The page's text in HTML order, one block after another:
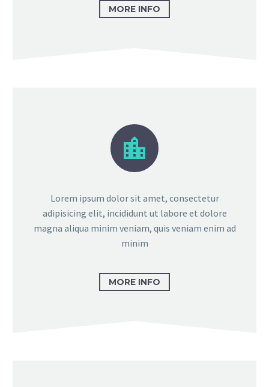
MORE INFO


Lorem ipsum dolor sit amet, consectetur
adipisicing elit, incididunt ut labore et dolore
magna aliqua minim veniam, quis veniam enim ad
minim
MORE INFO